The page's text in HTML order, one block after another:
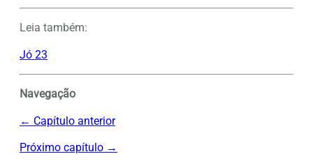
Leia também:
Jó 23
Navegação
← Capítulo anterior
Próximo capítulo →